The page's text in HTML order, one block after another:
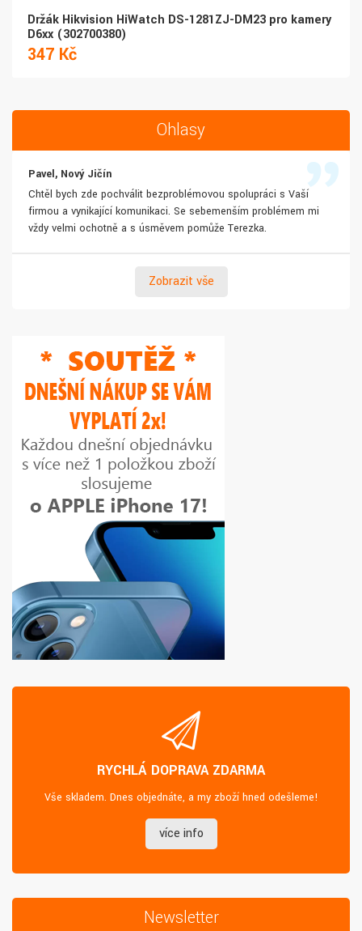
Držák Hikvision HiWatch DS-1281ZJ-DM23 pro kamery
D6xx (302700380)
347 Kč
Ohlasy
Pavel, Nový Jičín
Chtěl bych zde pochválit bezproblémovou spolupráci s Vaší
firmou a vynikající komunikaci. Se sebemenším problémem mi
vždy velmi ochotně a s úsměvem pomůže Terezka.
Zobrazit vše
RYCHLÁ DOPRAVA ZDARMA
Vše skladem. Dnes objednáte, a my zboží hned odešleme!
více info
Newsletter